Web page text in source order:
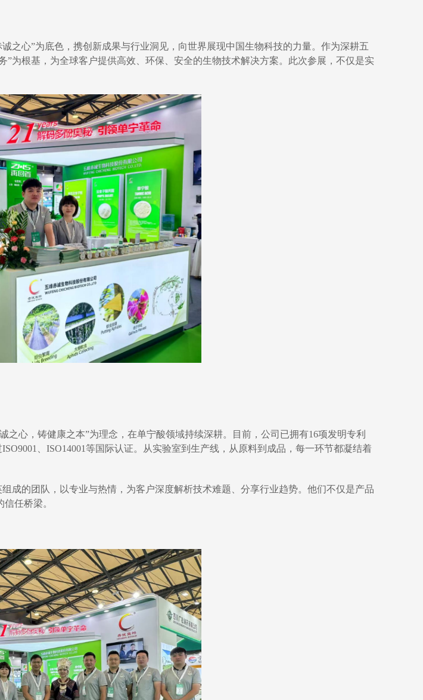
之心”为底色，携创新成果与行业洞见，向世界展现中国生物科技的力量。作为深耕五
为根基，为全球客户提供高效、环保、安全的生物技术解决方案。此次参展，不仅是实
心，铸健康之本”为理念，在单宁酸领域持续深耕。目前，公司已拥有16项发明专利
、ISO14001等国际认证。从实验室到生产线，从原料到成品，每一环节都凝结着
成的团队，以专业与热情，为客户深度解析技术难题、分享行业趋势。他们不仅是产品
任桥梁。